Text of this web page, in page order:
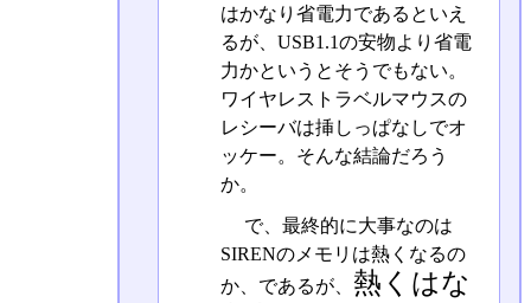
はかなり省電力であるといえ
るが、USB1.1の安物より省電
力かというとそうでもない。
ワイヤレストラベルマウスの
レシーバは挿しっぱなしでオ
ッケー。そんな結論だろう
か。
で、最終的に大事なのは
SIRENのメモリは熱くなるの
か、であるが、 熱くはな